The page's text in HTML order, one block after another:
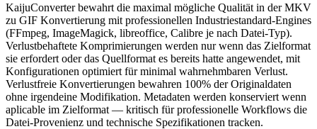
KaijuConverter bewahrt die maximal mögliche Qualität in der MKV
zu GIF Konvertierung mit professionellen Industriestandard-Engines
(FFmpeg, ImageMagick, libreoffice, Calibre je nach Datei-Typ).
Verlustbehaftete Komprimierungen werden nur wenn das Zielformat
sie erfordert oder das Quellformat es bereits hatte angewendet, mit
Konfigurationen optimiert für minimal wahrnehmbaren Verlust.
Verlustfreie Konvertierungen bewahren 100% der Originaldaten
ohne irgendeine Modifikation. Metadaten werden konserviert wenn
aplicable im Zielformat — kritisch für professionelle Workflows die
Datei-Provenienz und technische Spezifikationen tracken.